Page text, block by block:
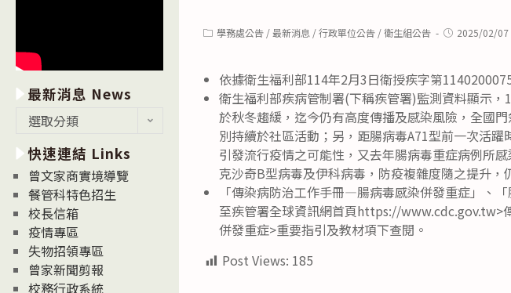
Post學務處公告 / 最新消息 / 行政單位公告 / 衛生組公告
Post2025/02/07
依據衛生福利部114年2月3日衛授疾字第
衛生福利部疾病管制署(下稱疾管署)監測資料顯示
於秋冬趨緩，迄今仍有高度傳播及感染風險，全國
別持續於社區活動；另，距腸病毒A71型前一次活
引發流行疫情之可能性，又去年腸病毒重症病例所
克沙奇B型病毒及伊科病毒，防疫複雜度隨之提升，
「傳染病防治工作手冊—腸病毒感染併發重症」、
至疾管署全球資訊網首頁https://www.cdc.gov.tw>
併發重症>重要指引及教材項下查閱。
Post Views: 185
最新消息 News
消
息
News
選取分類
快速連結 Links
曾文家商實境導覽
餐管科特色招生
校長信箱
疫情專區
失物招領專區
曾家新聞剪報
校務行政系統